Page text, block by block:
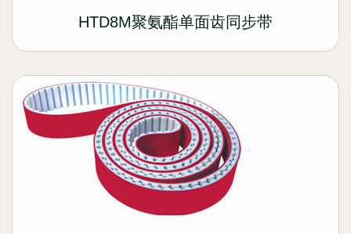
HTD8M聚氨酯单面齿同步带